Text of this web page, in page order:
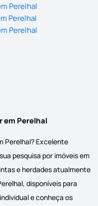
Perelhal
Perelhal
Perelhal
em Perelhal
Perelhal? Excelente
pesquisa por imóveis em
e herdades atualmente
disponíveis para
e conheça os